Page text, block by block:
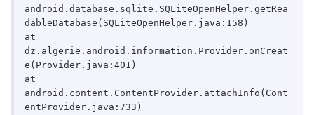
android.database.sqlite.SQLiteOpenHelper.getRea
dableDatabase(SQLiteOpenHelper.java:158)
at
dz.algerie.android.information.Provider.onCreat
e(Provider.java:401)
at
android.content.ContentProvider.attachInfo(Cont
entProvider.java:733)